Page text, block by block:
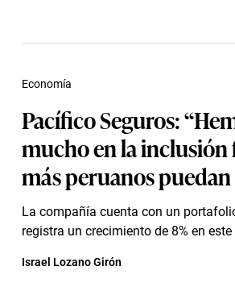
Pacífico Seguros:
mucho en la
más peruanos
La compañía cuenta con un
registra un crecimiento de 8% en este
Economía
Israel Lozano Girón